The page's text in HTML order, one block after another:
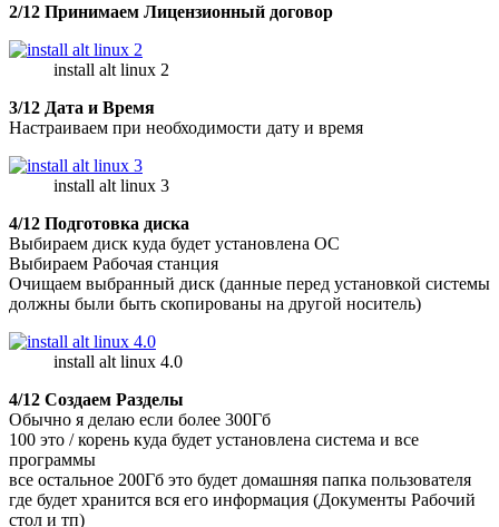
2/12 Принимаем Лицензионный договор
install alt linux 2
3/12 Дата и Время
Настраиваем при необходимости дату и время
install alt linux 3
4/12 Подготовка диска
Выбираем диск куда будет установлена ОС
Выбираем Рабочая станция
Очищаем выбранный диск (данные перед установкой системы
должны были быть скопированы на другой носитель)
install alt linux 4.0
4/12 Создаем Разделы
Обычно я делаю если более 300Гб
100 это / корень куда будет установлена система и все
программы
все остальное 200Гб это будет домашняя папка пользователя
где будет хранится вся его информация (Документы Рабочий
стол и тп)